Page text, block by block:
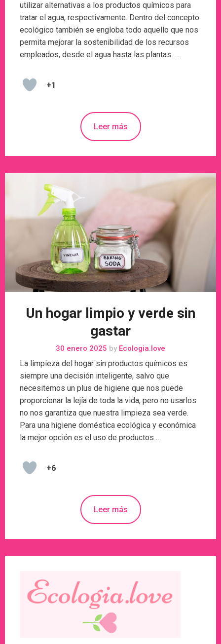
utilizar alternativas a los productos químicos para
tratar el agua, respectivamente. Dentro del concepto
ecológico también se engloba todo aquello que nos
permita mejorar la sostenibilidad de los recursos
empleados, desde el agua hasta las plantas. …
+1
Leer más
Un hogar limpio y verde sin
gastar
30 enero 2025 by Ecologia.love
La limpieza del hogar sin productos químicos es
siempre una decisión inteligente, salvo que
necesitemos un plus de higiene que nos puede
proporcionar la lejía de toda la vida, pero no usarlos
no nos garantiza que nuestra limpieza sea verde.
Para una higiene doméstica ecológica y económica
la mejor opción es el uso de productos …
+6
Leer más